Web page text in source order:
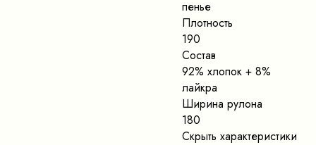
пенье
Плотность
190
Состав
92% хлопок + 8%
лайкра
Ширина рулона
180
Скрыть характеристики